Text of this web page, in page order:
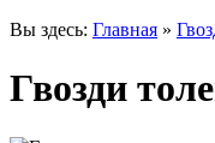
Вы здесь: Главная »
Гвозди